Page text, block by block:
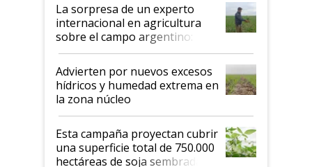
La sorpresa de un experto
internacional en agricultura
sobre el campo argentino:
"Estoy muy impresionado"
Advierten por nuevos excesos
hídricos y humedad extrema en
la zona núcleo
Esta campaña proyectan cubrir
una superficie total de 750.000
hectáreas de soja sembradas